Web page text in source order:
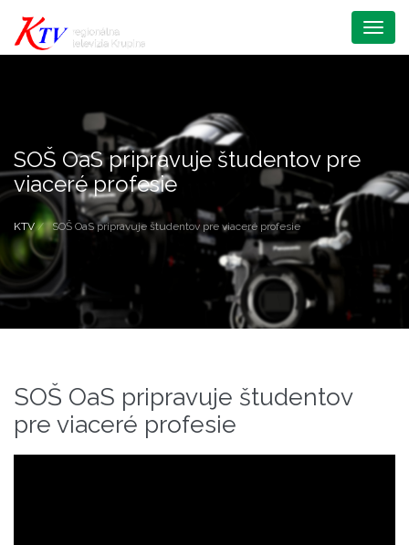
Menu
SOŠ OaS pripravuje študentov pre
viaceré profesie
KTV SOŠ OaS pripravuje študentov pre viaceré profesie
SOŠ OaS pripravuje študentov
pre viaceré profesie